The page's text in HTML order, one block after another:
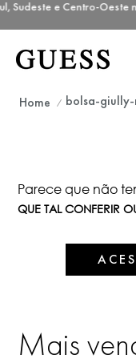
e Centro-
bolsa-
Parece que não
QUE TAL CONFERIR
Mais